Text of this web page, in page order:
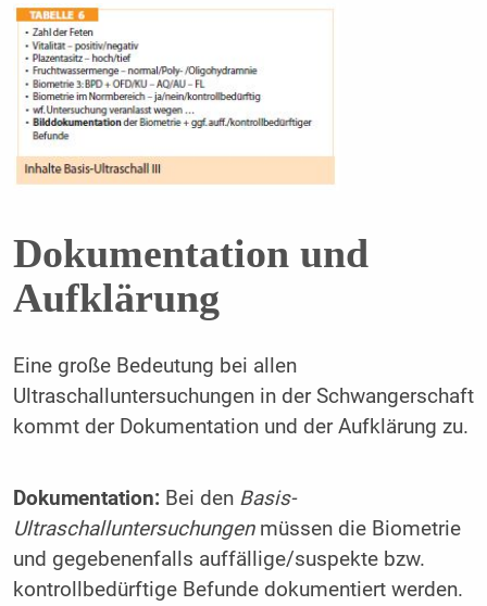
Dokumentation und
Aufklärung
Eine große Bedeutung bei allen
Ultraschalluntersuchungen in der Schwangerschaft
kommt der Dokumentation und der Aufklärung zu.
Dokumentation:Bei den Basis-
Ultraschalluntersuchungenmüssen die Biometrie
und gegebenenfalls auffällige/suspekte bzw.
kontrollbedürftige Befunde dokumentiert werden.